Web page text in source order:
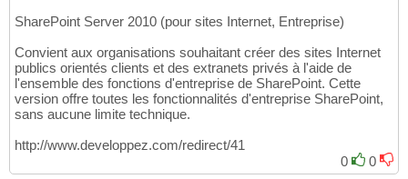
SharePoint Server 2010 (pour sites Internet, Entreprise)
Convient aux organisations souhaitant créer des sites Internet
publics orientés clients et des extranets privés à l'aide de
l'ensemble des fonctions d'entreprise de SharePoint. Cette
version offre toutes les fonctionnalités d'entreprise SharePoint,
sans aucune limite technique.
http://www.developpez.com/redirect/41
0
0